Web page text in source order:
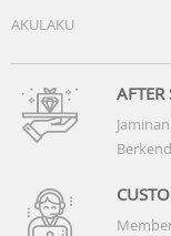
AKULAKU
AFTER